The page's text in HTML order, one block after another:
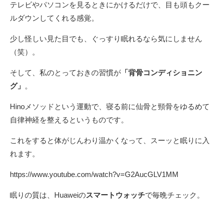
テレビやパソコンを⾒るときにかけるだけで、⽬も頭もクー
ルダウンしてくれる感覚。
少し怪しい⾒た⽬でも、ぐっすり眠れるなら気にしません
（笑）。
そして、私のとっておきの習慣が 「背⾻コンディショニン
グ」 。
Hinoメソッドという運動で、寝る前に仙⾻と頸⾻をゆるめて
⾃律神経を整えるというものです。
これをすると体がじんわり温かくなって、スーッと眠りに⼊
れます。
https://www.youtube.com/watch?v=G2AucGLV1MM
眠りの質は、Huaweiのスマートウォッチで毎晩チェック。